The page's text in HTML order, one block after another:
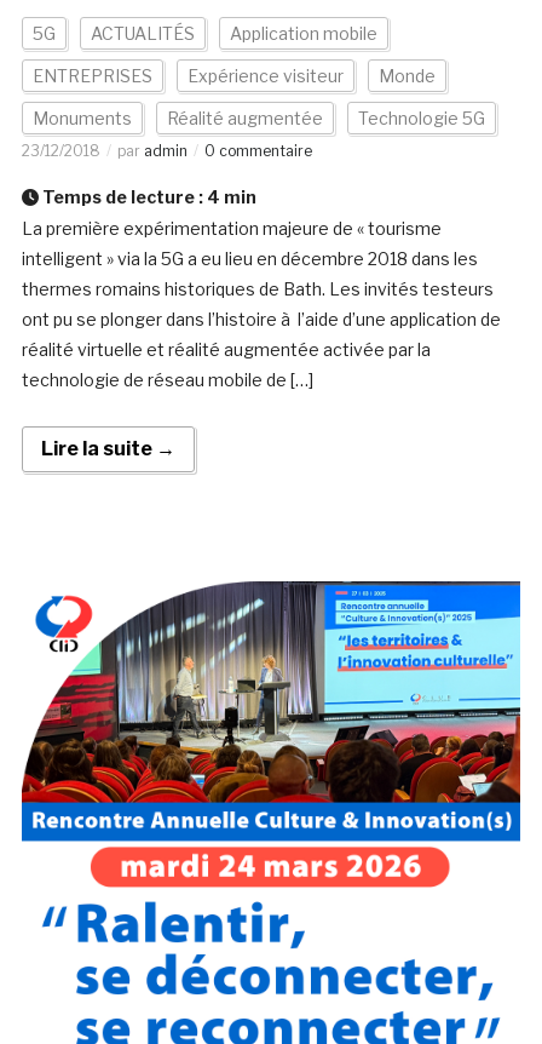
5G ACTUALITÉS Application mobile
ENTREPRISES Expérience visiteur Monde
Monuments Réalité augmentée Technologie 5G
23/12/2018 par admin 0 commentaire
Temps de lecture : 4 min
La première expérimentation majeure de « tourisme
intelligent » via la 5G a eu lieu en décembre 2018 dans les
thermes romains historiques de Bath. Les invités testeurs
ont pu se plonger dans l’histoire à l’aide d’une application de
réalité virtuelle et réalité augmentée activée par la
technologie de réseau mobile de […]
Lire la suite →